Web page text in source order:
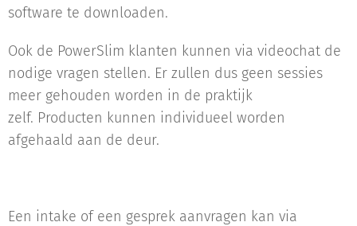
software te downloaden.
Ook de PowerSlim klanten kunnen via videochat de
nodige vragen stellen. Er zullen dus geen sessies
meer gehouden worden in de praktijk
zelf. Producten kunnen individueel worden
afgehaald aan de deur.
Een intake of een gesprek aanvragen kan via